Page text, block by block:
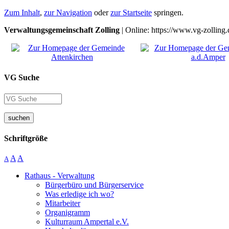
Zum Inhalt, zur Navigation oderzur Startseite springen.
Verwaltungsgemeinschaft Zolling | Online: https://www.vg-
VG Suche
suchen
Schriftgröße
A A A
Rathaus - Verwaltung
Bürgerbüro und Bürgerservice
Was erledige ich wo?
Mitarbeiter
Organigramm
Kulturraum Ampertal e.V.